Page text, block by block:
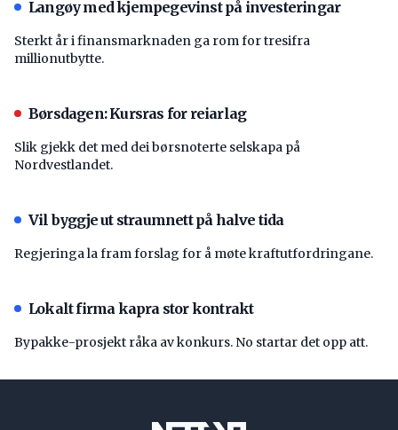
Langøy med kjempegevinst på investeringar
Sterkt år i finansmarknaden ga rom for tresifra
millionutbytte.
Børsdagen: Kursras for reiarlag
Slik gjekk det med dei børsnoterte selskapa på
Nordvestlandet.
Vil byggje ut straumnett på halve tida
Regjeringa la fram forslag for å møte kraftutfordringane.
Lokalt firma kapra stor kontrakt
Bypakke-prosjekt råka av konkurs. No startar det opp att.